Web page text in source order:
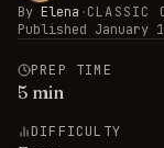
By Elena ·CLASSIC
Published January
PREP TIME
5 min
DIFFICULTY